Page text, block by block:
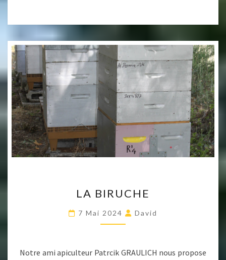
BIRUCHE
LA BIRUCHE
7 Mai 2024 David
Notre ami apiculteur Patrcik GRAULICH nous propose